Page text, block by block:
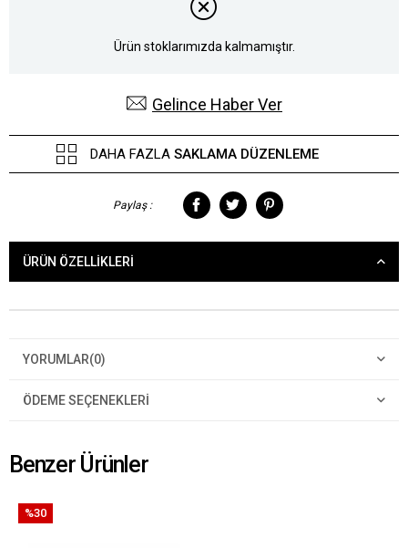
Ürün stoklarımızda kalmamıştır.
Gelince Haber Ver
DAHA FAZLA SAKLAMA DÜZENLEME
Paylaş :
ÜRÜN ÖZELLIKLERI
YORUMLAR(0)
ÖDEME SEÇENEKLERI
Benzer Ürünler
%30